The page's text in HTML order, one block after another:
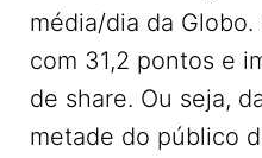
média/dia da
com 31,2 pontos e
de share. Ou seja,
metade do público